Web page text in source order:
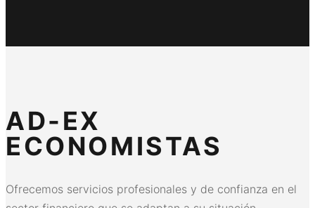
AD-EX
ECONOMISTAS
Ofrecemos servicios profesionales y de confianza en el